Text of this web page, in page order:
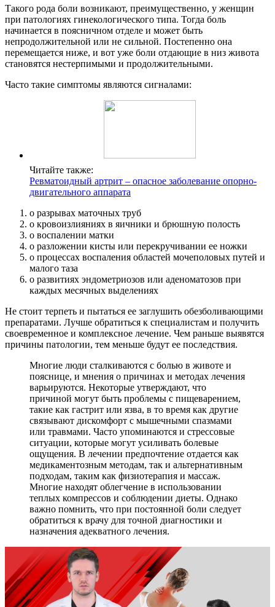
Такого рода боли возникают, преимущественно, у женщин
при патологиях гинекологического типа. Тогда боль
начинается в поясничном отделе и может быть
непродолжительной или не сильной. Постепенно она
перемещается ниже, и вот уже боли отдающие в низ живота
становятся нестерпимыми и продолжительными.
Часто такие симптомы являются сигналами:
Читайте также:
Ревматоидный артрит – опасное заболевание опорно-
двигательного аппарата
о разрывах маточных труб
о кровоизлияниях в яичники и брюшную полость
о воспалении матки
о разложении кисты или перекручивании ее ножки
о процессах воспаления областей мочеполовых путей и
малого таза
о развитиях эндометриозов или аденоматозов при
каждых месячных выделениях
Не стоит терпеть и пытаться ее заглушить обезболивающими
препаратами. Лучше обратиться к специалистам и получить
своевременное и комплексное лечение. Чем раньше выявятся
причины патологии, тем меньше будут ее последствия.
Многие люди сталкиваются с болью в животе и
пояснице, и мнения о причинах и методах лечения
варьируются. Некоторые утверждают, что
причиной могут быть проблемы с пищеварением,
такие как гастрит или язва, в то время как другие
связывают дискомфорт с мышечными спазмами
или травмами. Часто упоминаются и стрессовые
ситуации, которые могут усиливать болевые
ощущения. В лечении предпочтение отдается как
медикаментозным методам, так и альтернативным
подходам, таким как физиотерапия и массаж.
Многие находят облегчение в использовании
теплых компрессов и соблюдении диеты. Однако
важно помнить, что при постоянной боли следует
обратиться к врачу для точной диагностики и
назначения адекватного лечения.